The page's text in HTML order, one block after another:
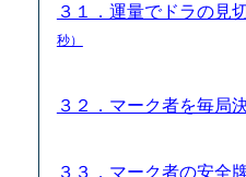
３１．運量でドラの見
秒）
３２．マーク者を毎局
３３．マーク者の安全